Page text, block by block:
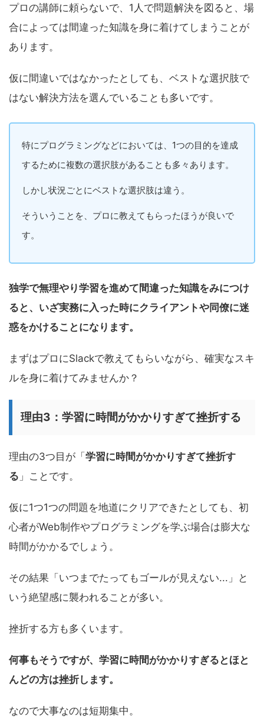
プロの講師に頼らないで、1人で問題解決を図ると、場
合によっては間違った知識を身に着けてしまうことが
あります。
仮に間違いではなかったとしても、ベストな選択肢で
はない解決方法を選んでいることも多いです。
特にプログラミングなどにおいては、1つの目的を達成
するために複数の選択肢があることも多々あります。
しかし状況ごとにベストな選択肢は違う。
そういうことを、プロに教えてもらったほうが良いで
す。
独学で無理やり学習を進めて間違った知識をみにつけ
ると、いざ実務に入った時にクライアントや同僚に迷
惑をかけることになります。
まずはプロにSlackで教えてもらいながら、確実なスキ
ルを身に着けてみませんか？
理由3：学習に時間がかかりすぎて挫折する
理由の3つ目が「学習に時間がかかりすぎて挫折す
る 」ことです。
仮に1つ1つの問題を地道にクリアできたとしても、初
心者がWeb制作やプログラミングを学ぶ場合は膨大な
時間がかかるでしょう。
その結果「いつまでたってもゴールが見えない...」と
いう絶望感に襲われることが多い。
挫折する方も多くいます。
何事もそうですが、学習に時間がかかりすぎるとほと
んどの方は挫折します。
なので大事なのは短期集中。